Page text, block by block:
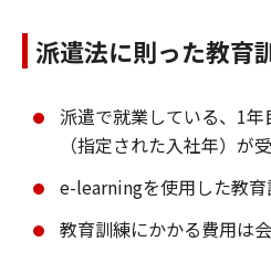
派遣法に則った教育
派遣で就業している、1
（指定された入社年）が
e-learningを使用した教育
教育訓練にかかる費用は